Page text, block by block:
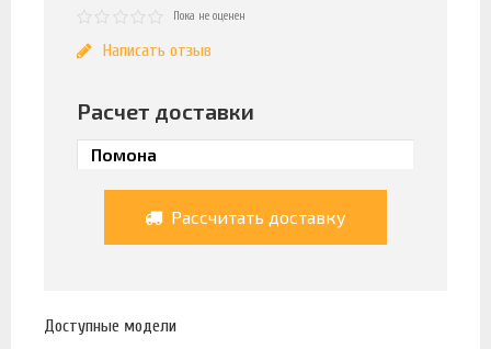
Пока не оценен
Написать отзыв
Расчет доставки
Рассчитать доставку
Доступные модели